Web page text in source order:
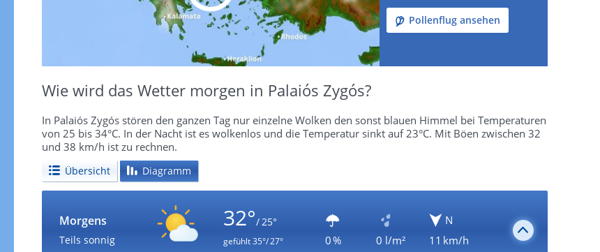
Pollenflug ansehen
Wie wird das Wetter morgen in Palaiós Zygós?
In Palaiós Zygós stören den ganzen Tag nur einzelne Wolken den sonst blauen Himmel bei Temperaturen
von 25 bis 34°C. In der Nacht ist es wolkenlos und die Temperatur sinkt auf 23°C. Mit Böen zwischen 32
und 38 km/h ist zu rechnen.
Übersicht Diagramm
Morgens
Teils sonnig
32°/ 25°
gefühlt35°/ 27° 0 % 0 l/m²
N
11 km/h